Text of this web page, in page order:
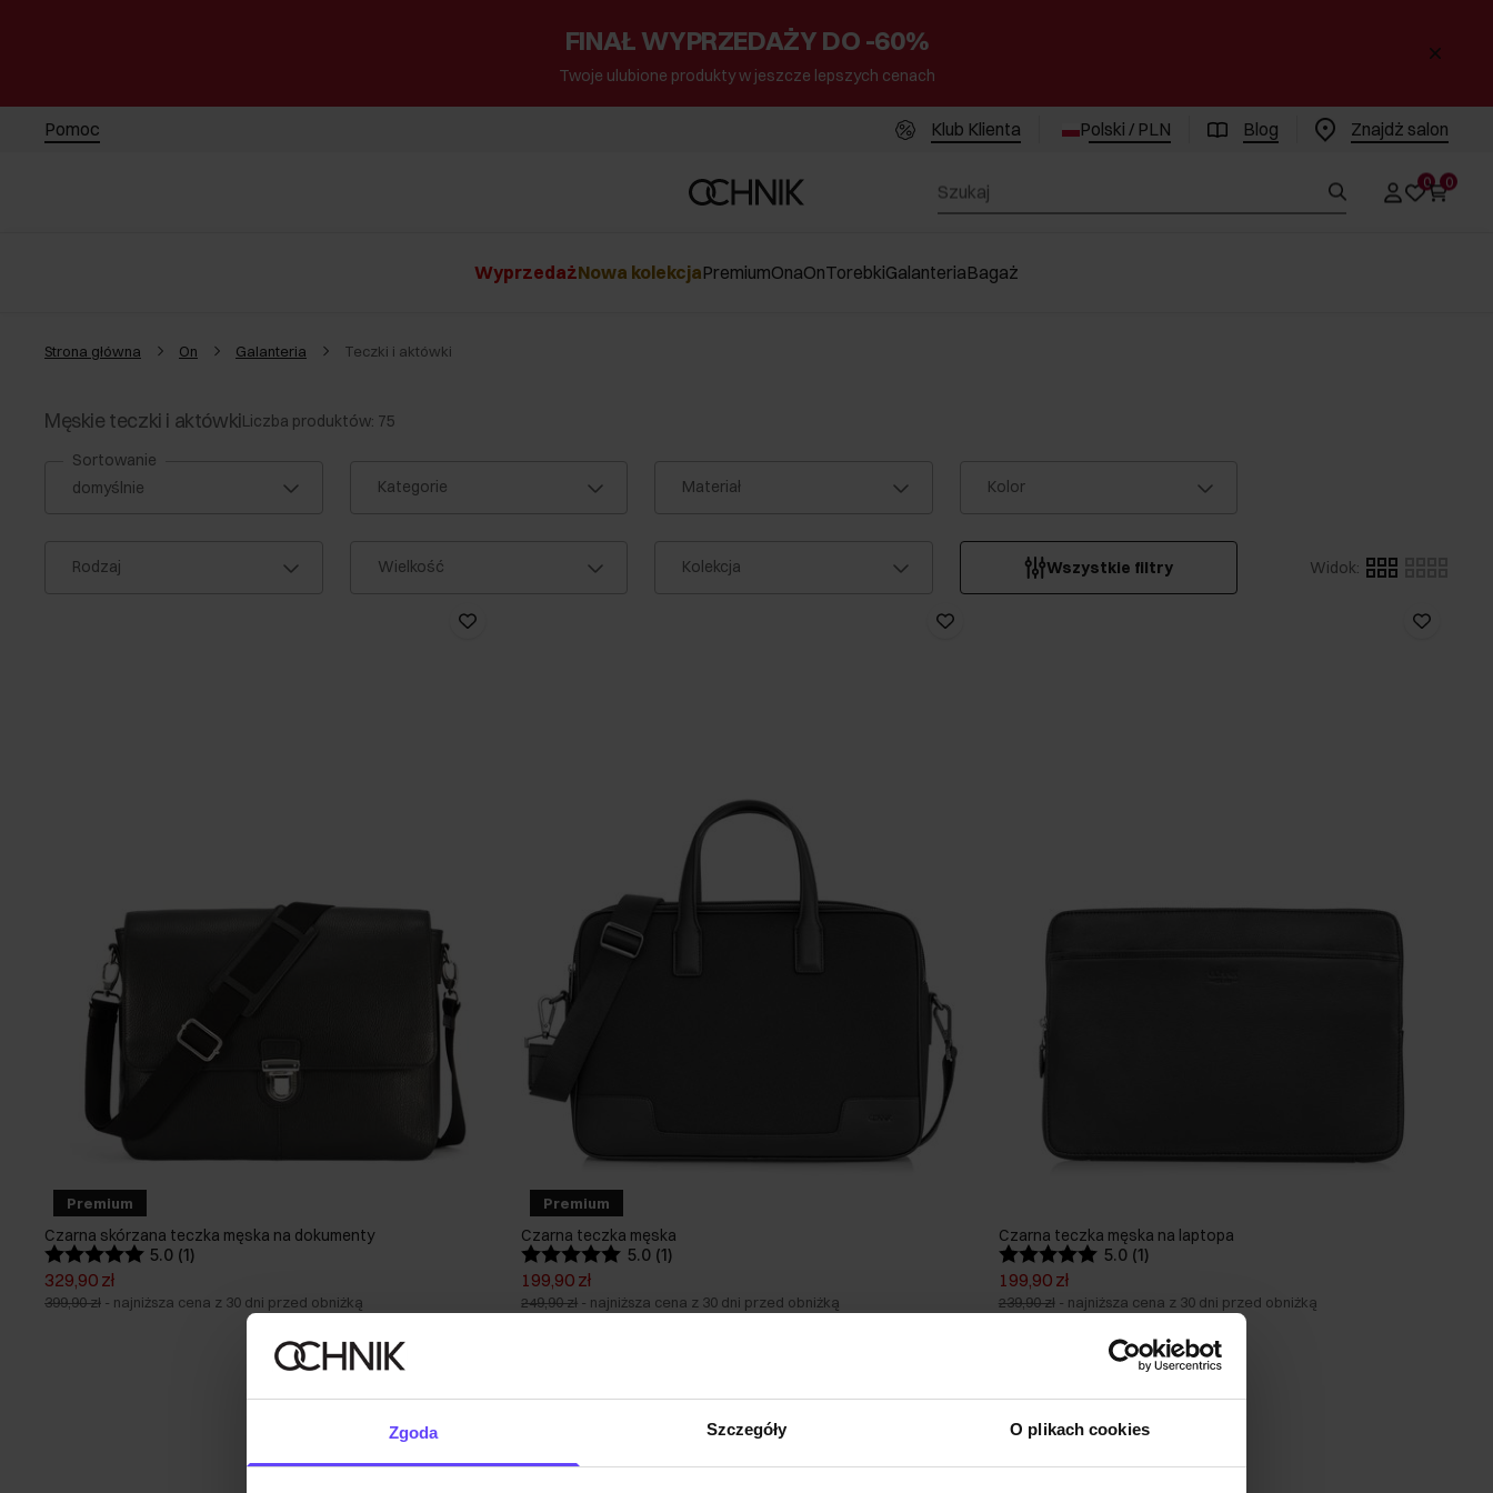
Zgoda Szczegóły O plikach cookies
FINAŁ WYPRZEDAŻY DO -60%
Twoje ulubione produkty w jeszcze lepszych cenach
Pomoc Klub Klienta Polski / PLN Blog Znajdż salon
0 0
WyprzedażNowa kolekcjaPremiumOnaOnTorebkiGalanteriaBagaż
Strona główna On Galanteria Teczki i aktówki
Męskie teczki i aktówkiLiczba produktów: 75
Sortowanie
Kategorie
Materiał Kolor
Rodzaj Wielkość Kolekcja Wszystkie filtry Widok:
Premium
Czarna skórzana teczka męska na dokumenty
5.0 (1)
329,90 zł
399,90 zł - najniższa cena z 30 dni przed obniżką
Premium
Czarna teczka męska
5.0 (1)
199,90 zł
249,90 zł - najniższa cena z 30 dni przed obniżką
Czarna teczka męska na laptopa
5.0 (1)
199,90 zł
239,90 zł - najniższa cena z 30 dni przed obniżką
Strona z 3